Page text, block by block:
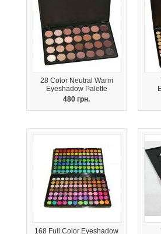
28 Color Neutral Warm
Eyeshadow Palette
480 грн.
168 Full Color Eyeshadow